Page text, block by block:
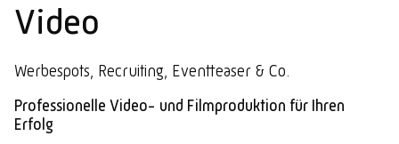
Video
Werbespots, Recruiting, Eventteaser & Co.
Professionelle Video- und Filmproduktion für Ihren
Erfolg